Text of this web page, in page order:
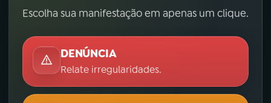
Escolha sua manifestação em apenas um clique.
DENÚNCIA
Relate irregularidades.